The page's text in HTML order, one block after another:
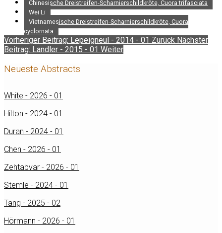
Chinesische Dreistreifen-Scharnierschildkröte, Cuora trifasciata
Wei Li
Vietnamesische Dreistreifen-Scharnierschildkröte, Cuora
cyclornata
Vorheriger Beitrag: Lepeigneul - 2014 - 01 Zurück Nächster
Beitrag: Landler - 2015 - 01 Weiter
Neueste Abstracts
White - 2026 - 01
Hilton - 2024 - 01
Duran - 2024 - 01
Chen - 2026 - 01
Zehtabvar - 2026 - 01
Stemle - 2024 - 01
Tang - 2025 - 02
Hörmann - 2026 - 01